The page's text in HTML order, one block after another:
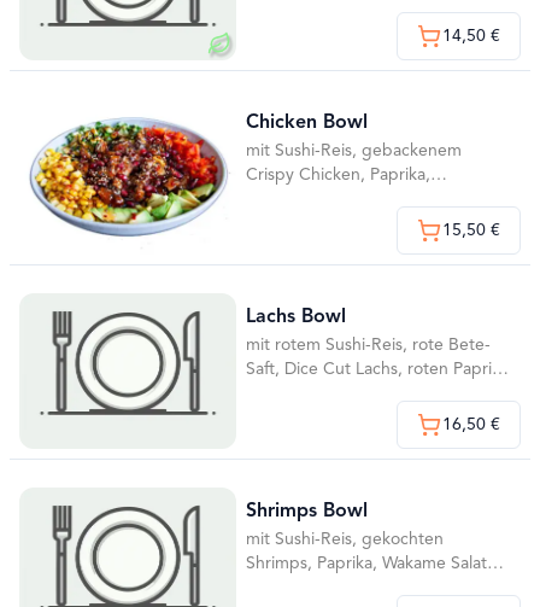
Edamame Crunch, gerösteten
Erdnüssen, Ingwer und Wasabi,
speziell Sauce
14,50 €
Chicken Bowl
mit Sushi-Reis, gebackenem
Crispy Chicken, Paprika,
Chilisauce, ohne Kokorosauce15,50 €
Lachs Bowl
mit rotem Sushi-Reis, rote Bete-
Saft, Dice Cut Lachs, roten Paprika
16,50 €
Shrimps Bowl
mit Sushi-Reis, gekochten
Shrimps, Paprika, Wakame Salat